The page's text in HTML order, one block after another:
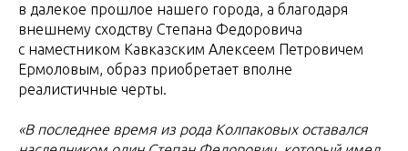
в далекое прошлое нашего города, а благодаря
внешнему сходству Степана Федоровича
с наместником Кавказским Алексеем Петровичем
Ермоловым, образ приобретает вполне
реалистичные черты.
«В последнее время из рода Колпаковых оставался